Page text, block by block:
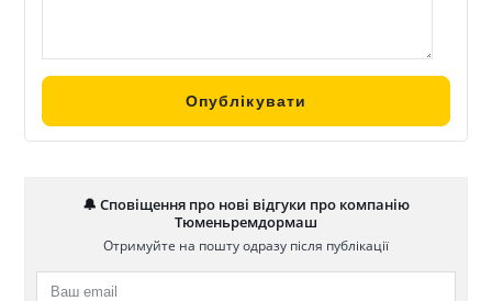
🔔 Сповіщення про нові відгуки про компанію
Тюменьремдормаш
Отримуйте на пошту одразу після публікації